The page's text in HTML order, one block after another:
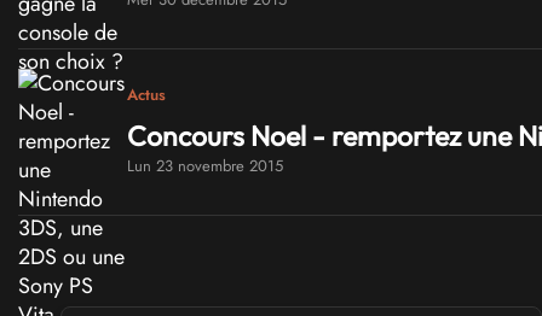
Actus
Concours Noel - remportez une
Lun 23 novembre 2015